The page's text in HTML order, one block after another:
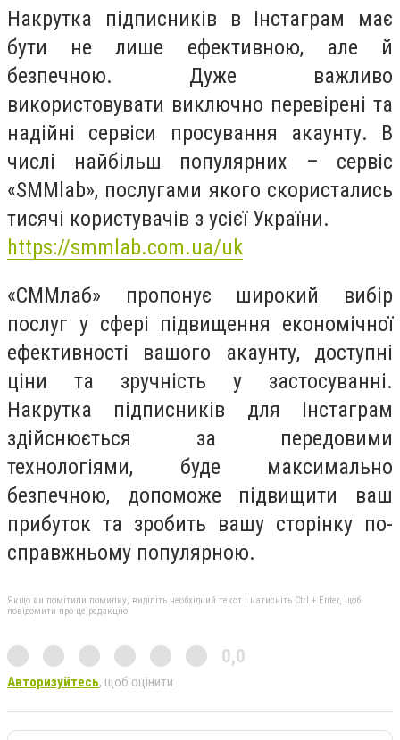
Накрутка підписників в Інстаграм має
бути не лише ефективною, але й
безпечною. Дуже важливо
використовувати виключно перевірені та
надійні сервіси просування акаунту. В
числі найбільш популярних – сервіс
«SMMlab», послугами якого скористались
тисячі користувачів з усієї України.
https://smmlab.com.ua/uk
«СММлаб» пропонує широкий вибір
послуг у сфері підвищення економічної
ефективності вашого акаунту, доступні
ціни та зручність у застосуванні.
Накрутка підписників для Інстаграм
здійснюється за передовими
технологіями, буде максимально
безпечною, допоможе підвищити ваш
прибуток та зробить вашу сторінку по-
справжньому популярною.
Якщо ви помітили помилку, виділіть необхідний текст і натисніть Ctrl + Enter, щоб
повідомити про це редакцію
0,0
Авторизуйтесь, щоб оцінити